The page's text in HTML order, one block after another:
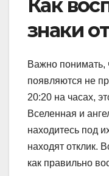
Как
знаки
Важно понимать,
появляются не
20:20 на часах,
Вселенная и
находитесь под
находят отклик.
как правильно